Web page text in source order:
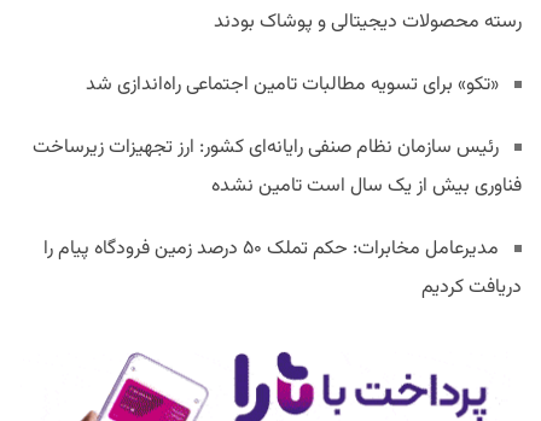
رسته محصولات دیجیتالی و پوشاک بودند
«تکو» برای تسویه مطالبات تامین اجتماعی راه‌اندازی شد
رئیس سازمان نظام صنفی رایانه‌ای کشور: ارز تجهیزات زیرساخت
فناوری بیش از یک سال است تامین نشده
مدیرعامل مخابرات: حکم تملک ۵۰ درصد زمین فرودگاه پیام را
دریافت کردیم